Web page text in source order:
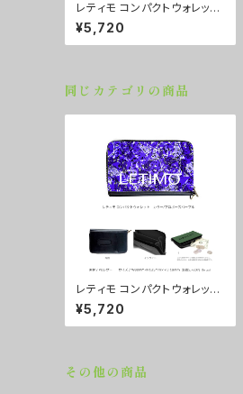
レティモ コンパクトウォレッ
ト カラー/So what ブラッ
ク ■配送まで２週間
¥5,720
同じカテゴリの商品
レティモ コンパクトウォレッ
ト カラー/プロポーズパープ
ル ■配送まで3週間
¥5,720
その他の商品